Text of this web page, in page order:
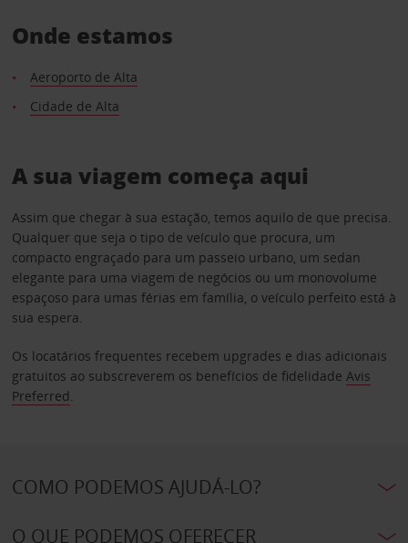
Onde estamos
Aeroporto de Alta
Cidade de Alta
A sua viagem começa aqui
Assim que chegar à sua estação, temos aquilo de que precisa.
Qualquer que seja o tipo de veículo que procura, um
compacto engraçado para um passeio urbano, um sedan
elegante para uma viagem de negócios ou um monovolume
espaçoso para umas férias em família, o veículo perfeito está à
sua espera.
Os locatários frequentes recebem upgrades e dias adicionais
gratuitos ao subscreverem os benefícios de fidelidade Avis
Preferred.
COMO PODEMOS AJUDÁ-LO?
O QUE PODEMOS OFERECER